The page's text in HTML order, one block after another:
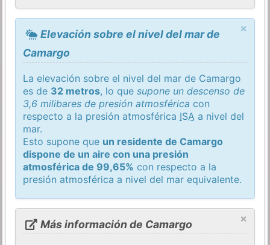
×
Elevación sobre el nivel del mar de
Camargo
La elevación sobre el nivel del mar de Camargo
es de 32 metros, lo quesupone un descenso de
3,6 milibares de presión atmosférica con
respecto a la presión atmosférica ISA a nivel del
mar.
Esto supone que un residente de Camargo
dispone de un aire con una presión
atmosférica de 99,65% con respecto a la
presión atmosférica a nivel del mar equivalente.
×
Más información de Camargo